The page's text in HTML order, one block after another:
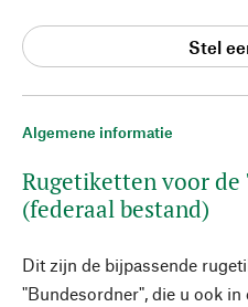
Algemene informatie
Rugetiketten voor de
(federaal bestand)
Dit zijn de bijpassende
"Bundesordner", die u ook
Stel